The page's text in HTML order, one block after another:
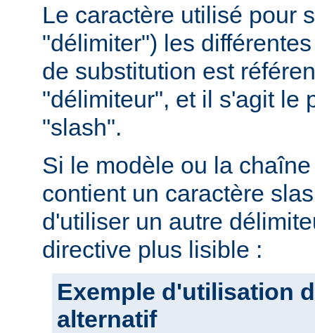
Le caractère utilisé pour
"délimiter") les
de substitution est
"délimiteur", et il s'agit le
"slash".
Si le modèle ou la
contient un caractère
d'utiliser un autre
directive plus lisible :
Exemple d'utilisation
alternatif